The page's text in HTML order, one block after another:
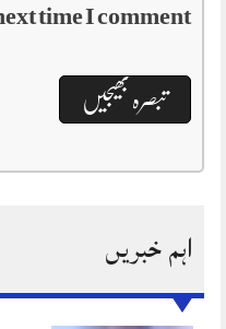
time I comment.
اہم خبریں